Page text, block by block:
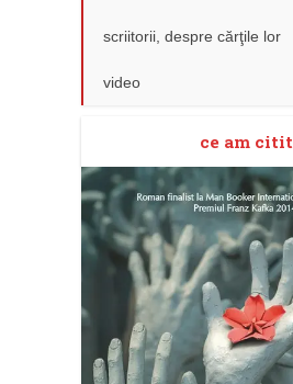
scriitorii, despre cărţile lor
video
ce am citit